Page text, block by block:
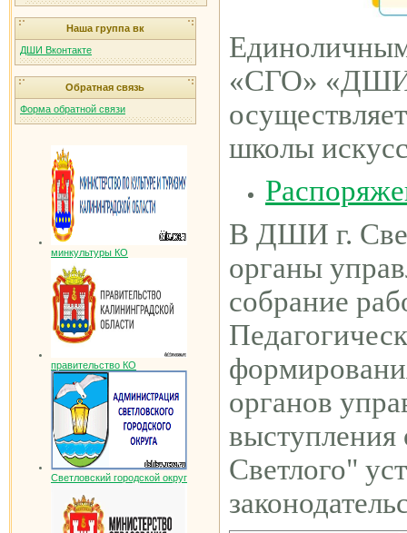
Наша группа вк
ДШИ Вконтакте
Обратная связь
Форма обратной связи
минкультуры КО
правительство КО
Светловский городской округ
«СГО» «ДШИ
школы
В ДШИ г.
органы
собрание
органов
Светлого"